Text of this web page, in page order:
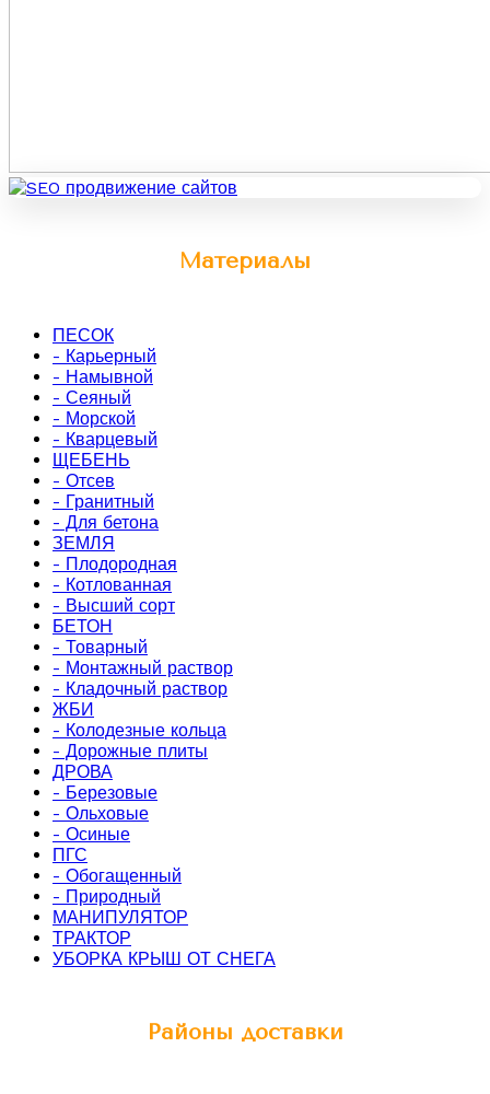
Материалы
ПЕСОК
- Карьерный
- Намывной
- Сеяный
- Морской
- Кварцевый
ЩЕБЕНЬ
- Отсев
- Гранитный
- Для бетона
ЗЕМЛЯ
- Плодородная
- Котлованная
- Высший сорт
БЕТОН
- Товарный
- Монтажный раствор
- Кладочный раствор
ЖБИ
- Колодезные кольца
- Дорожные плиты
ДРОВА
- Березовые
- Ольховые
- Осиные
ПГС
- Обогащенный
- Природный
МАНИПУЛЯТОР
ТРАКТОР
УБОРКА КРЫШ ОТ СНЕГА
Районы доставки